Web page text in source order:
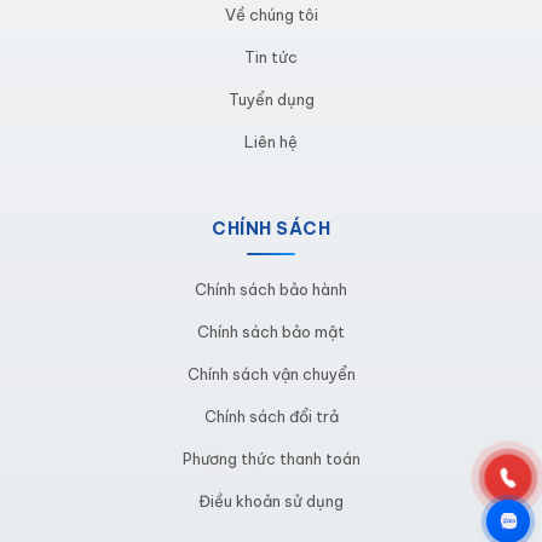
2. 7 Loại bàn thao tác phổ biến. Thông số
loại cần dùng trước khi liên hệ báo giá giúp tiết kiệm
thời gian cho cả hai bên.
Về chúng tôi
Tin tức
Tuyển dụng
Liên hệ
CHÍNH SÁCH
Chính sách bảo hành
Chính sách bảo mật
Chính sách vận chuyển
Chính sách đổi trả
Phương thức thanh toán
Điều khoản sử dụng